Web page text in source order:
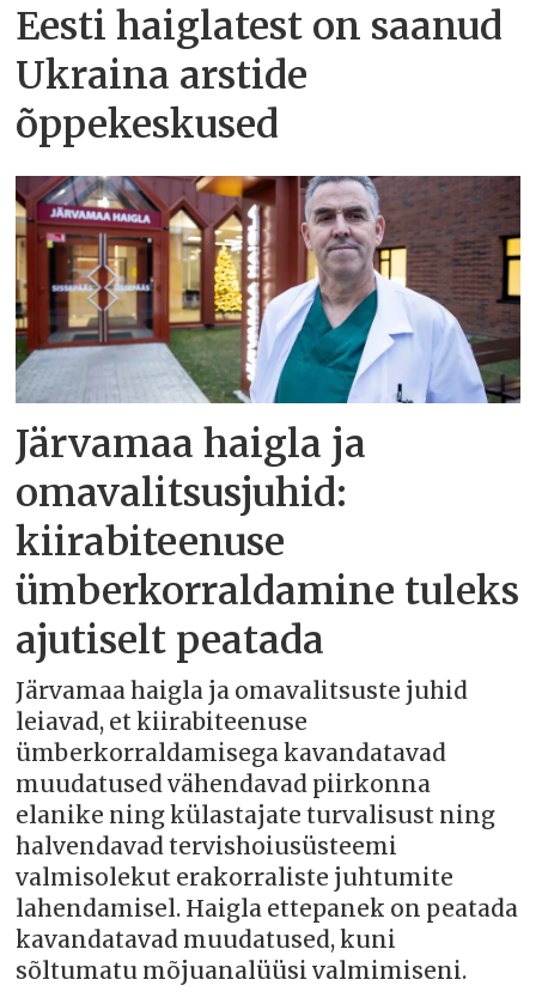
Eesti haiglatest on saanud
Ukraina arstide
õppekeskused
Järvamaa haigla ja
omavalitsusjuhid:
kiirabiteenuse
ümberkorraldamine tuleks
ajutiselt peatada
Järvamaa haigla ja omavalitsuste juhid
leiavad, et kiirabiteenuse
ümberkorraldamisega kavandatavad
muudatused vähendavad piirkonna
elanike ning külastajate turvalisust ning
halvendavad tervishoiusüsteemi
valmisolekut erakorraliste juhtumite
lahendamisel. Haigla ettepanek on peatada
kavandatavad muudatused, kuni
sõltumatu mõjuanalüüsi valmimiseni.